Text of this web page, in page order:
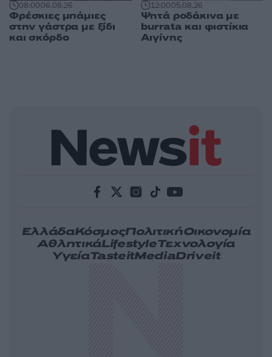
08:0006.08.26
Φρέσκιες μπάμιες
στην γάστρα με ξίδι
και σκόρδο
12:0005.08.26
Ψητά ροδάκινα με
burrata και φιστίκια
Αιγίνης
ΕλλάδαΚόσμοςΠολιτικήΟικονομία
ΑθλητικάLifestyleΤεχνολογία
ΥγείαTasteitMediaDriveit